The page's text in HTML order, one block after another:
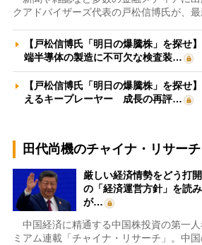
クアドバイザーズ代表の戸松信博氏が、
【戸松信博氏「明日の爆騰株」を探せ
端半導体の製造に不可欠な検査装…
【戸松信博氏「明日の爆騰株」を探せ
えるキープレーヤー 成長の再評…
田代尚機のチャイナ・リサーチ
厳しい経済情勢をどう打
の「経済運営方針」を読
が…
中国経済に精通する中国株投資の第一
ミアム連載「チャイナ・リサーチ」。中